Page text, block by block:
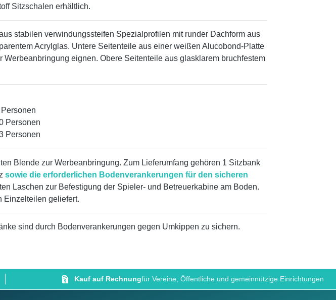
Sitzschalen erhältlich.
stabilen verwindungssteifen Spezialprofilen mit runder Dachform aus
Acrylglas. Untere Seitenteile aus einer weißen Alucobond-Platte
Werbeanbringung eignen. Obere Seitenteile aus glasklarem bruchfestem
Personen
Personen
Blende zur Werbeanbringung. Zum Lieferumfang gehören 1 Sitzbank
sowie die erforderlichen Bodenverankerungen für den sicheren
Laschen zur Befestigung der Spieler- und Betreuerkabine am Boden.
Einzelteilen geliefert.
sind durch Bodenverankerungen gegen Umkippen zu sichern.
Kauf auf Rechnungfür Vereine, Öffentliche und gemeinnützige Einrichtungen